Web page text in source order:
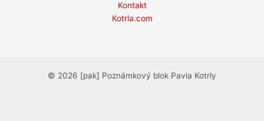
Kontakt
Kotrla.com
© 2026 [pak] Poznámkový blok Pavla Kotrly